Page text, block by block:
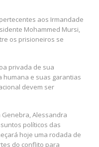
aos Irmandade
Mohammed Mursi,
os prisioneiros se
privada de sua
e suas garantias
devem ser
Genebra, Alessandra
políticos das
hoje uma rodada de
do conflito para